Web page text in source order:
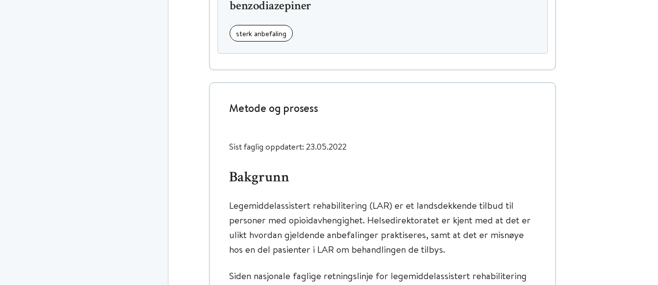
benzodiazepiner
sterk anbefaling
Metode og prosess
Sist faglig oppdatert: 23.05.2022
Bakgrunn
Legemiddelassistert rehabilitering (LAR) er et landsdekkende tilbud til
personer med opioidavhengighet. Helsedirektoratet er kjent med at det er
ulikt hvordan gjeldende anbefalinger praktiseres, samt at det er misnøye
hos en del pasienter i LAR om behandlingen de tilbys.
Siden nasjonale faglige retningslinje for legemiddelassistert rehabilitering